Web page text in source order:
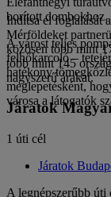
borított dombokhoz.
A várost teljes
felhőkarcoló –
hatékony
meglepetésként,
városa a látogatók
Indítsa el foglalását
Mérföldeket
közösen több mint
több mint 145
nagyszerű árakat.
Járatok
1 úti cél
Járatok
A legnépszerűbb